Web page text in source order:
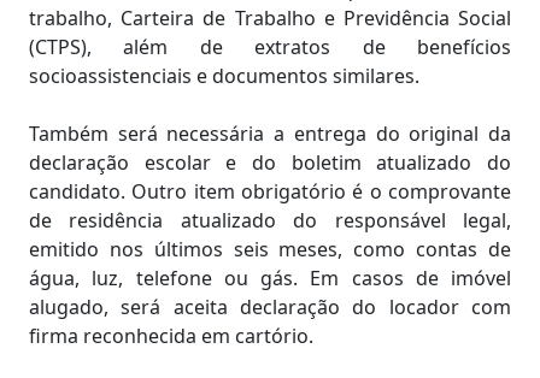
trabalho, Carteira de Trabalho e Previdência Social
(CTPS), além de extratos de benefícios
socioassistenciais e documentos similares.
Também será necessária a entrega do original da
declaração escolar e do boletim atualizado do
candidato. Outro item obrigatório é o comprovante
de residência atualizado do responsável legal,
emitido nos últimos seis meses, como contas de
água, luz, telefone ou gás. Em casos de imóvel
alugado, será aceita declaração do locador com
firma reconhecida em cartório.